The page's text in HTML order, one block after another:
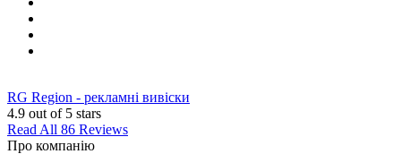
RG Region - рекламні вивіски
4.9 out of 5 stars
Read All 86 Reviews
Про компанію